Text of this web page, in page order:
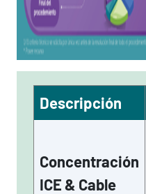
Descripción
Concentración
ICE & Cable